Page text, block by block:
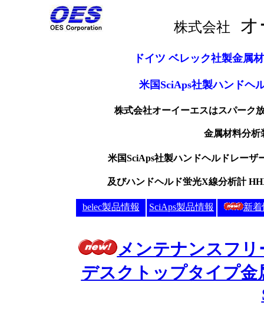
株式会社
ドイツ ベレック社製金属
米国SciAps社製ハンドヘ
株式会社オーイーエスはスパーク
金属材料分析
米国SciAps社製ハンドヘルドレー
及びハンドヘルド蛍光X線分析計
belec製品情報 SciAps製品情報 新
メンテナンスフリ
デスクトップタイプ